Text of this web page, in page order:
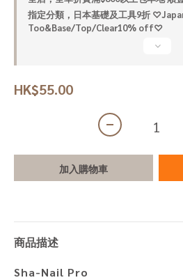
指定分類，日本基礎及工具9折
Too&Base/Top/Clear10% off♡
HK$55.00
加入購物車
商品描述
Sha-Nail Pro